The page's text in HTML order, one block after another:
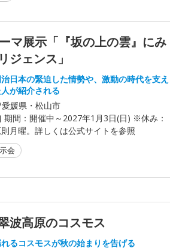
マ展示「『坂の上の雲』にみ
ジェンス」
日本の緊迫した情勢や、激動の時代を支え
が紹介される
愛媛県・松山市
期間： 開催中～2027年1月3日(日) ※休み：
則月曜。詳しくは公式サイトを参照
会
波高原のコスモス
るコスモスが秋の始まりを告げる